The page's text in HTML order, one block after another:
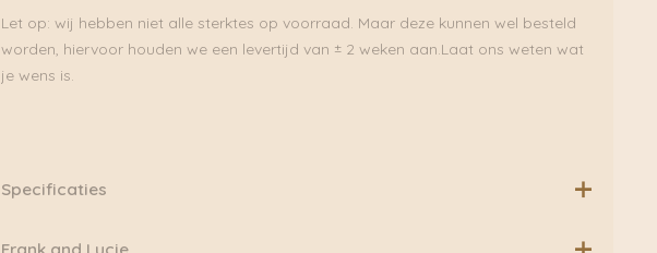
Let op: wij hebben niet alle sterktes op voorraad. Maar deze kunnen wel besteld
worden, hiervoor houden we een levertijd van ± 2 weken aan.Laat ons weten wat
je wens is.
Specificaties
Merk: Frank and Lucie
Frank and Lucie